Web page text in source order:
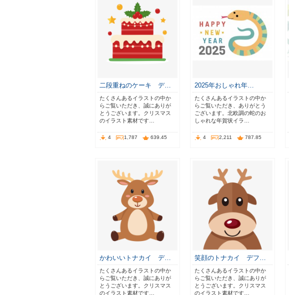
二段重ねのケーキ デ…
たくさんあるイラストの中か
らご覧いただき、誠にありが
とうございます。クリスマス
のイラスト素材です…
4 1,787 639.45
2025年おしゃれ年…
たくさんあるイラストの中か
らご覧いただき、ありがとう
ございます。北欧調の蛇のお
しゃれな年賀状イラ…
4 2,211 787.85
かわいいトナカイ デ…
たくさんあるイラストの中か
らご覧いただき、誠にありが
とうございます。クリスマス
のイラスト素材です…
笑顔のトナカイ デフ…
たくさんあるイラストの中か
らご覧いただき、誠にありが
とうございます。クリスマス
のイラスト素材です…